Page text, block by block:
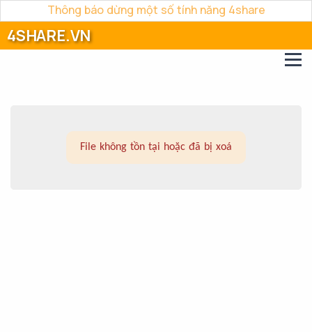
Thông báo dừng một số tính năng 4share
4SHARE.VN
File không tồn tại hoặc đã bị xoá